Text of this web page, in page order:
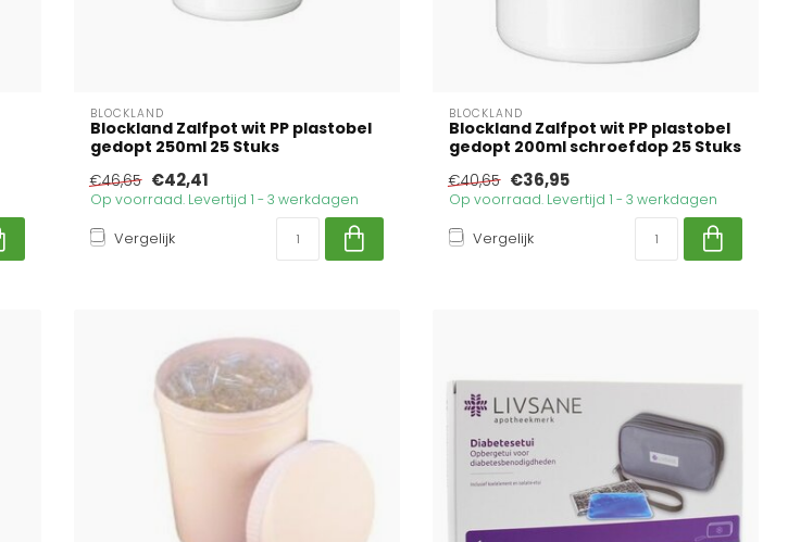
BLOCKLAND
Blockland Zalfpot wit PP plastobel
gedopt 250ml 25 Stuks
€46,65 €42,41
Op voorraad. Levertijd 1 - 3 werkdagen
Vergelijk
BLOCKLAND
Blockland Zalfpot wit PP plastobel
gedopt 200ml schroefdop 25 Stuks
€40,65 €36,95
Op voorraad. Levertijd 1 - 3 werkdagen
Vergelijk